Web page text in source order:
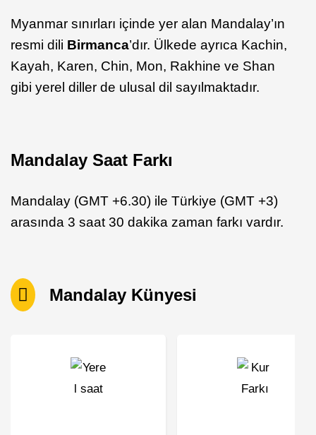
Myanmar sınırları içinde yer alan Mandalay’ın
resmi dili Birmanca’dır. Ülkede ayrıca Kachin,
Kayah, Karen, Chin, Mon, Rakhine ve Shan
gibi yerel diller de ulusal dil sayılmaktadır.
Mandalay Saat Farkı
Mandalay (GMT +6.30) ile Türkiye (GMT +3)
arasında 3 saat 30 dakika zaman farkı vardır.
Mandalay Künyesi